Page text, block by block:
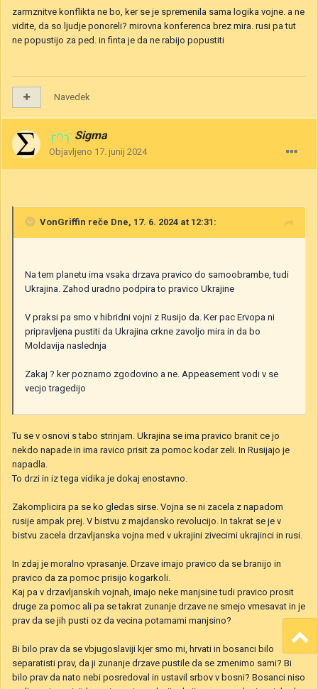
zarmznitve konflikta ne bo, ker se je spremenila sama logika vojne. a ne
vidite, da so ljudje ponoreli? mirovna konferenca brez mira. rusi pa tut
ne popustijo za ped. in finta je da ne rabijo popustiti
Navedek
╭∩╮ Sigma
Objavljeno 17. junij 2024
VonGriffin reče Dne, 17. 6. 2024 at 12:31:
Na tem planetu ima vsaka drzava pravico do samoobrambe, tudi
Ukrajina. Zahod uradno podpira to pravico Ukrajine
V praksi pa smo v hibridni vojni z Rusijo da. Ker pac Ervopa ni
pripravljena pustiti da Ukrajina crkne zavoljo mira in da bo
Moldavija naslednja
Zakaj ? ker poznamo zgodovino a ne. Appeasement vodi v se
vecjo tragedijo
Tu se v osnovi s tabo strinjam. Ukrajina se ima pravico branit ce jo
nekdo napade in ima ravico prisit za pomoc kodar zeli. In Rusijajo je
napadla.
To drzi in iz tega vidika je dokaj enostavno.
Zakomplicira pa se ko gledas sirse. Vojna se ni zacela z napadom
rusije ampak prej. V bistvu z majdansko revolucijo. In takrat se je v
bistvu zacela drzavljanska vojna med v ukrajini zivecimi ukrajinci in rusi.
In zdaj je moralno vprasanje. Drzave imajo pravico da se branijo in
pravico da za pomoc prisijo kogarkoli.
Kaj pa v drzavljanskih vojnah, imajo neke manjsine tudi pravico prosit
druge za pomoc ali pa se takrat zunanje drzave ne smejo vmesavat in je
prav da se jih pusti oz da vecina potamami manjsino?
Bi bilo prav da se vbjugoslaviji kjer smo mi, hrvati in bosanci bilo
separatisti prav, da ji zunanje drzave pustile da se zmenimo sami? Bi
bilo prav da nato nebi posredoval in ustavil srbov v bosni? Bosanci niso